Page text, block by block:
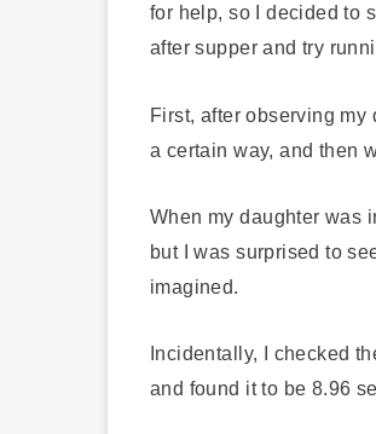
for help, so I decided to
after supper and try
First, after observing
a certain way, and then
When my daughter was
but I was surprised to
imagined.
Incidentally, I checked
and found it to be 8.96